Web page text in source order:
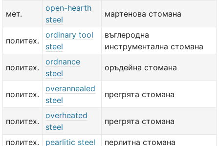
мет.
open-hearth
steel
мартенова стомана
политех.
ordinary tool
steel
въглеродна
инструментална стомана
политех.
ordnance
steel
оръдейна стомана
политех.
overannealed
steel
прегрята стомана
политех.
overheated
steel
прегрята стомана
политех. pearlitic steel перлитна стомана